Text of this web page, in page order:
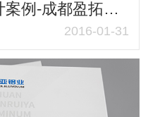
铝合金电线电缆VI设计案例-成都盈拓电缆制造有限公司品牌策划与设计
2016-01-31